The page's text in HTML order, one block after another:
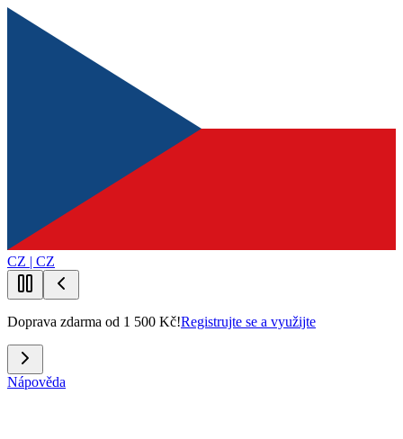
CZ | CZ
Doprava zdarma od 1 500 Kč!Registrujte se a využijte
Nápověda